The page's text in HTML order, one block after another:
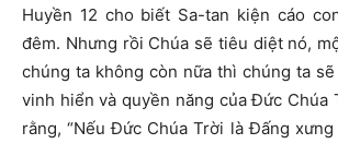
Huyền 12 cho biết Sa-tan kiện cáo
đêm. Nhưng rồi Chúa sẽ tiêu diệt nó,
chúng ta không còn nữa thì chúng ta
vinh hiển và quyền năng của Đức Chúa
rằng, “Nếu Đức Chúa Trời là Đấng